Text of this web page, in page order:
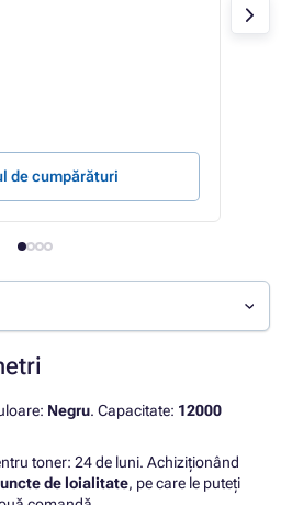
de cumpărături
Negru. Capacitate: 12000
toner: 24 de luni. Achiziționând
de loialitate, pe care le puteți